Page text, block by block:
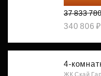
37 833
340 806
4-
ЖК Скай